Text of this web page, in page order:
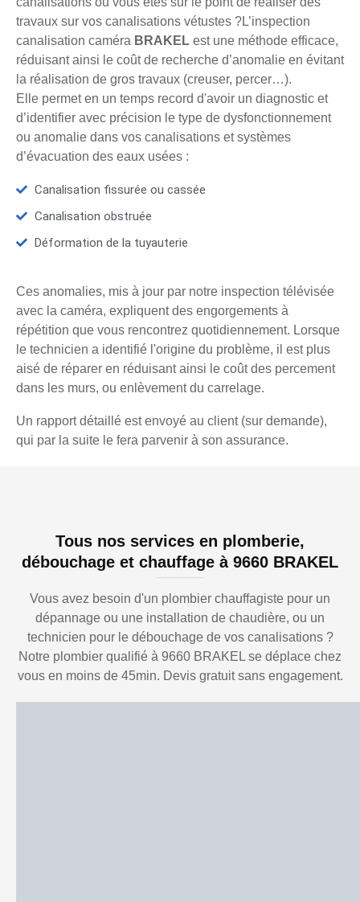
travaux sur vos canalisations vétustes ?L’inspection
canalisation caméra BRAKEL est une méthode efficace,
réduisant ainsi le coût de recherche d’anomalie en évitant
la réalisation de gros travaux (creuser, percer…).
Elle permet en un temps record d'avoir un diagnostic et
d’identifier avec précision le type de dysfonctionnement
ou anomalie dans vos canalisations et systèmes
d’évacuation des eaux usées :
Canalisation fissurée ou cassée
Canalisation obstruée
Déformation de la tuyauterie
Ces anomalies, mis à jour par notre inspection télévisée
avec la caméra, expliquent des engorgements à
répétition que vous rencontrez quotidiennement. Lorsque
le technicien a identifié l'origine du problème, il est plus
aisé de réparer en réduisant ainsi le coût des percement
dans les murs, ou enlèvement du carrelage.
Un rapport détaillé est envoyé au client (sur demande),
qui par la suite le fera parvenir à son assurance.
Tous nos services en plomberie,
débouchage et chauffage à 9660 BRAKEL
Vous avez besoin d'un plombier chauffagiste pour un
dépannage ou une installation de chaudière, ou un
technicien pour le débouchage de vos canalisations ?
Notre plombier qualifié à 9660 BRAKEL se déplace chez
vous en moins de 45min. Devis gratuit sans engagement.